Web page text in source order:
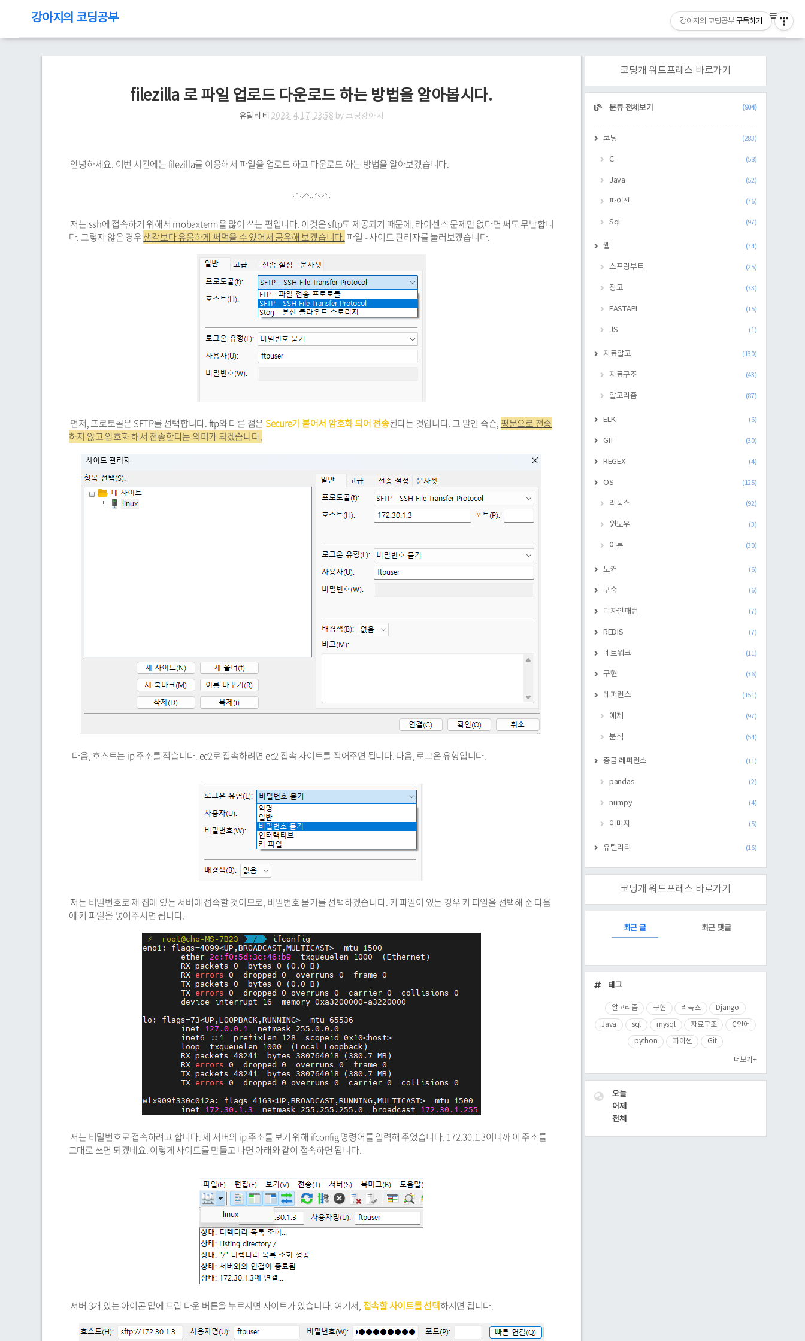
강아지의 코딩공부
filezilla 로 파일 업로드 다운로드 하는 방법을 알아봅시다.
유틸리티 2023. 4. 17. 23:58 by 코딩강아지
안녕하세요. 이번 시간에는 filezilla를 이용해서 파일을 업로드 하고 다운로드 하는 방법을 알아보겠습니다.
저는 ssh에 접속하기 위해서 mobaxterm을 많이 쓰는 편입니다. 이것은 sftp도 제공되기 때문에, 라이센스 문제만 없다면 써도 무난합니
다. 그렇지 않은 경우생각보다 유용하게 써먹을 수 있어서 공유해 보겠습니다.파일 - 사이트 관리자를 눌러보겠습니다.
먼저, 프로토콜은 SFTP를 선택합니다. ftp와 다른 점은Secure가 붙어서 암호화 되어 전송된다는 것입니다. 그 말인 즉슨, 평문으로 전송
하지 않고 암호화 해서 전송한다는 의미가 되겠습니다.
다음, 호스트는 ip 주소를 적습니다. ec2로 접속하려면 ec2 접속 사이트를 적어주면 됩니다. 다음, 로그온 유형입니다.
저는 비밀번호로 제 집에 있는 서버에 접속할 것이므로, 비밀번호 묻기를 선택하겠습니다. 키 파일이 있는 경우 키 파일을 선택해 준 다음
에 키 파일을 넣어주시면 됩니다.
저는 비밀번호로 접속하려고 합니다. 제 서버의 ip 주소를 보기 위해 ifconfig 명령어를 입력해 주었습니다. 172.30.1.3이니까 이 주소를
그대로 쓰면 되겠네요. 이렇게 사이트를 만들고 나면 아래와 같이 접속하면 됩니다.
서버 3개 있는 아이콘 밑에 드랍 다운 버튼을 누르시면 사이트가 있습니다. 여기서, 접속할 사이트를 선택하시면 됩니다.
코딩개 워드프레스 바로가기
CATEGORY
분류 전체보기 (904)
코딩 (283)
C (58)
Java (52)
파이선 (76)
Sql (97)
웹 (74)
스프링부트 (25)
장고 (33)
FASTAPI (15)
JS (1)
자료알고 (130)
자료구조 (43)
알고리즘 (87)
ELK (6)
GIT (30)
REGEX (4)
OS (125)
리눅스 (92)
윈도우 (3)
이론 (30)
도커 (6)
구축 (6)
디자인패턴 (7)
REDIS (7)
네트워크 (11)
구현 (36)
레퍼런스 (151)
예제 (97)
분석 (54)
중급 레퍼런스 (11)
pandas (2)
numpy (4)
이미지 (5)
유틸리티 (16)
코딩개 워드프레스 바로가기
RECENTLY최근 글 최근 댓글
근
글
태그
알고리즘 구현 리눅스 Django
Java sql mysql 자료구조 C언어
python 파이썬 Git
더보기+
VISITOR오늘
어제
전체
강아지의 코딩공부 구독하기